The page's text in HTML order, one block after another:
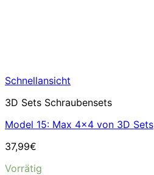
Schnellansicht
3D Sets Schraubensets
Model 15: Max 4×4 von 3D Sets
37,99€
Vorrätig